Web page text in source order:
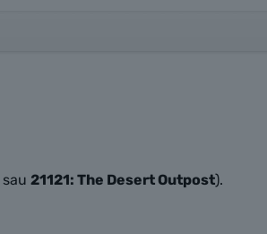
sau21121: The Desert Outpost).